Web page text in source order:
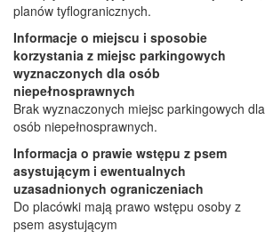
planów tyflogranicznych.
Informacje o miejscu i sposobie
korzystania z miejsc parkingowych
wyznaczonych dla osób
niepełnosprawnych
Brak wyznaczonych miejsc parkingowych dla
osób niepełnosprawnych.
Informacja o prawie wstępu z psem
asystującym i ewentualnych
uzasadnionych ograniczeniach
Do placówki mają prawo wstępu osoby z
psem asystującym